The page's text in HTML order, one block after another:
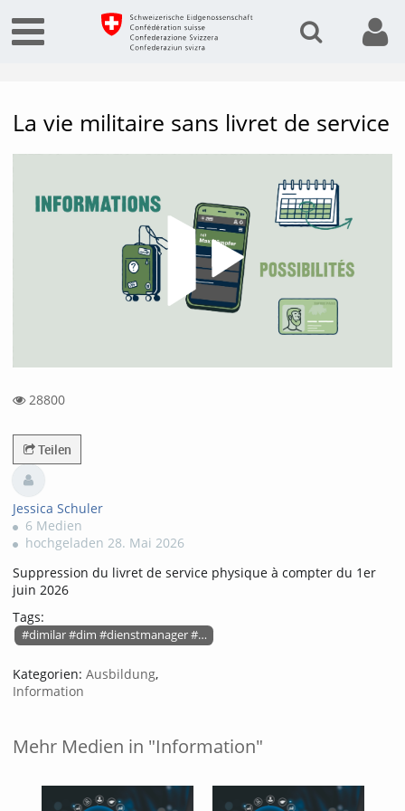
La vie militaire sans livret de service
28800
Teilen
Jessica Schuler
6 Medien
hochgeladen 28. Mai 2026
Suppression du livret de service physique à compter du 1er
juin 2026
Tags:
#dimilar #dim #dienstmanager #dim-wallet #digitalermarschbefehl
Kategorien: Ausbildung,
Information
Mehr Medien in "Information"